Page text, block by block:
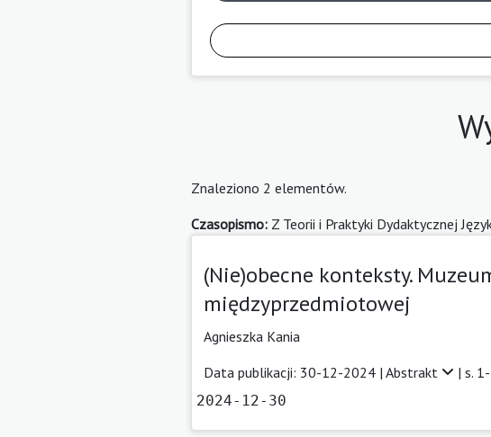
Znaleziono 2 elementów.
Czasopismo: Z Teorii i Praktyki Dydaktycznej
(Nie)obecne konteksty.
międzyprzedmiotowej
Agnieszka Kania
Data publikacji: 30-12-2024 | Abstrakt | s.
2024-12-30